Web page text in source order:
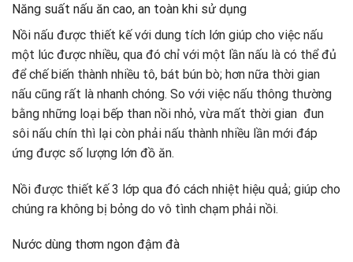
Năng suất nấu ăn cao, an toàn khi sử dụng
Nồi nấu được thiết kế với dung tích lớn giúp cho việc nấu
một lúc được nhiều, qua đó chỉ với một lần nấu là có thể đủ
để chế biến thành nhiều tô, bát bún bò; hơn nữa thời gian
nấu cũng rất là nhanh chóng. So với việc nấu thông thường
bằng những loại bếp than nồi nhỏ, vừa mất thời gian đun
sôi nấu chín thì lại còn phải nấu thành nhiều lần mới đáp
ứng được số lượng lớn đồ ăn.
Nồi được thiết kế 3 lớp qua đó cách nhiệt hiệu quả; giúp cho
chúng ra không bị bỏng do vô tình chạm phải nồi.
Nước dùng thơm ngon đậm đà